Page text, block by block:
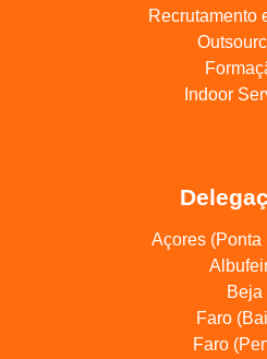
Recrutamento
Indoor
Açores (Ponta
Beja
Faro
Faro